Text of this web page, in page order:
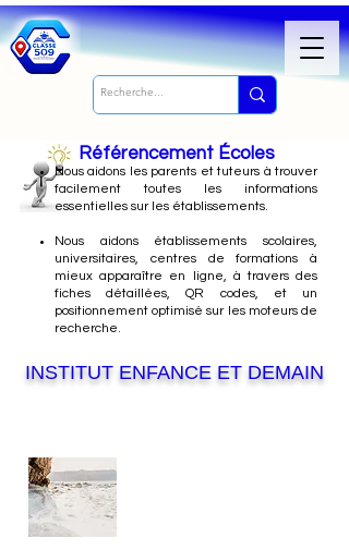
Référencement Écoles
Nousaidons les parents et tuteurs à trouver
facilement toutes les informations
essentielles sur les établissements.
Nous aidons établissements scolaires,
universitaires, centres de formations à
mieux apparaître en ligne, à travers des
fiches détaillées, QR codes, et un
positionnement optimisé sur les moteurs de
recherche.
INSTITUT ENFANCE ET DEMAIN